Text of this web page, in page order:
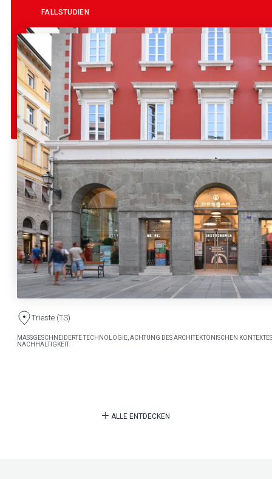
FALLSTUDIEN
Trieste (TS)
MASSGESCHNEIDERTE TECHNOLOGIE, ACHTUNG DES ARCHITEKTONISCHEN
NACHHALTIGKEIT.
ALLE ENTDECKEN